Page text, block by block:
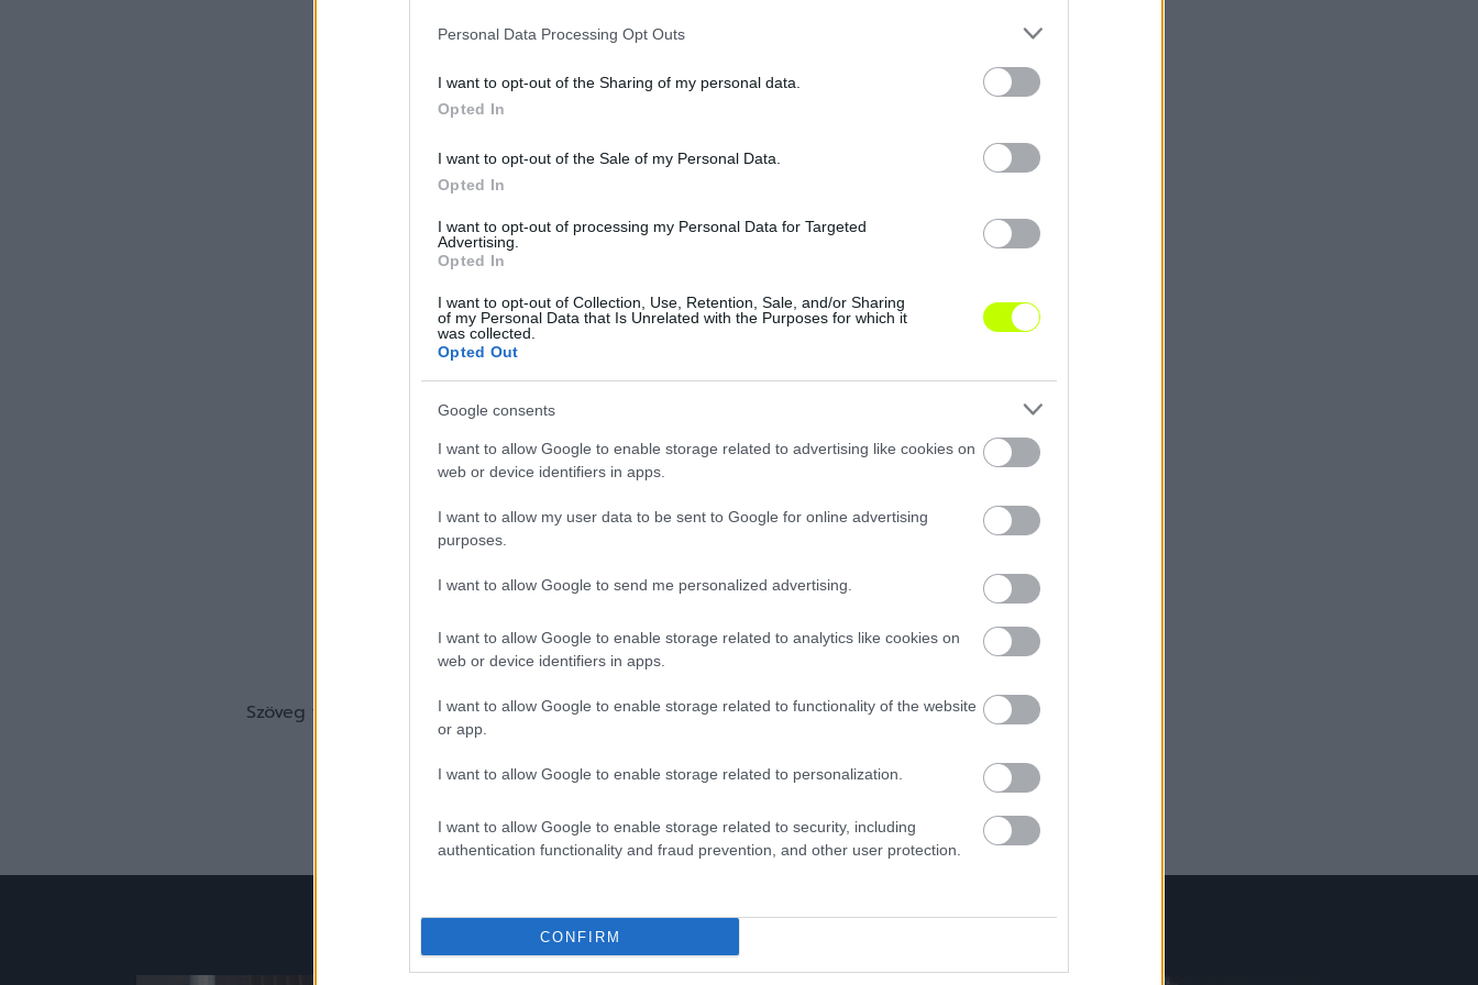
Personal Data Processing Opt Outs
I want to opt-out of the Sharing of my personal data.
Opted In
I want to opt-out of the Sale of my Personal Data.
Opted In
I want to opt-out of processing my Personal Data for Targeted
Advertising.
Opted In
I want to opt-out of Collection, Use, Retention, Sale, and/or Sharing
of my Personal Data that Is Unrelated with the Purposes for which it
was collected.
Opted Out
Google consents
I want to allow Google to enable storage related to advertising like cookies on
web or device identifiers in apps.
I want to allow my user data to be sent to Google for online advertising
purposes.
I want to allow Google to send me personalized advertising.
I want to allow Google to enable storage related to analytics like cookies on
web or device identifiers in apps.
I want to allow Google to enable storage related to functionality of the website
or app.
I want to allow Google to enable storage related to personalization.
I want to allow Google to enable storage related to security, including
authentication functionality and fraud prevention, and other user protection.
CONFIRM
Unmute Loaded
0%
Szöveg forrása: Origo/Lantos Gábor
Megosztás:
KAPCSOLÓDÓ HÍREK